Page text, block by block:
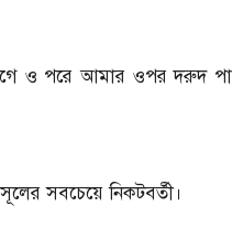
ও পরে আমার ওপর দরুদ
সবচেয়ে নিকটবর্তী।